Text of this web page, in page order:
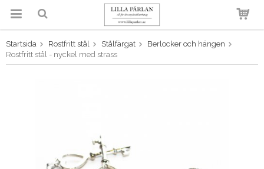
Produkten har blivit tillagd i
varukorgen
Startsida Rostfritt stål Stålfärgat
Berlocker och hängen
Rostfritt stål - nyckel med strass